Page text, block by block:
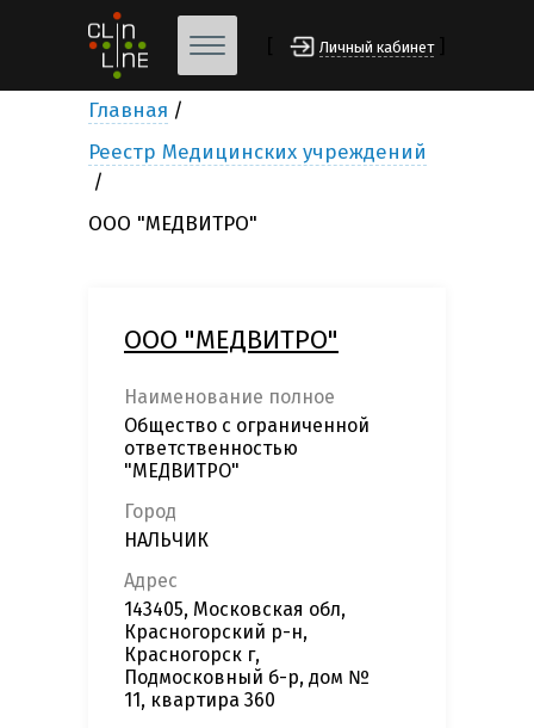
Личный кабинет
Главная
Реестр Медицинских учреждений
ООО "МЕДВИТРО"
ООО "МЕДВИТРО"
Наименование полное
Общество с ограниченной
ответственностью
"МЕДВИТРО"
Город
НАЛЬЧИК
Адрес
143405, Московская обл,
Красногорский р-н,
Красногорск г,
Подмосковный б-р, дом №
11, квартира 360